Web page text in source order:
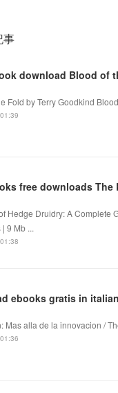
事
download Blood of
Fold by Terry Goodkind
free downloads The
Hedge Druidry: A Complete
9 Mb ...
ebooks gratis in
Mas alla de la innovacion /